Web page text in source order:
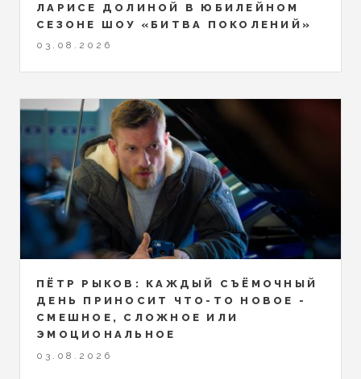
ЛАРИСЕ ДОЛИНОЙ В ЮБИЛЕЙНОМ
СЕЗОНЕ ШОУ «БИТВА ПОКОЛЕНИЙ»
03.08.2026
ПЁТР РЫКОВ: КАЖДЫЙ СЪЁМОЧНЫЙ
ДЕНЬ ПРИНОСИТ ЧТО-ТО НОВОЕ -
СМЕШНОЕ, СЛОЖНОЕ ИЛИ
ЭМОЦИОНАЛЬНОЕ
03.08.2026